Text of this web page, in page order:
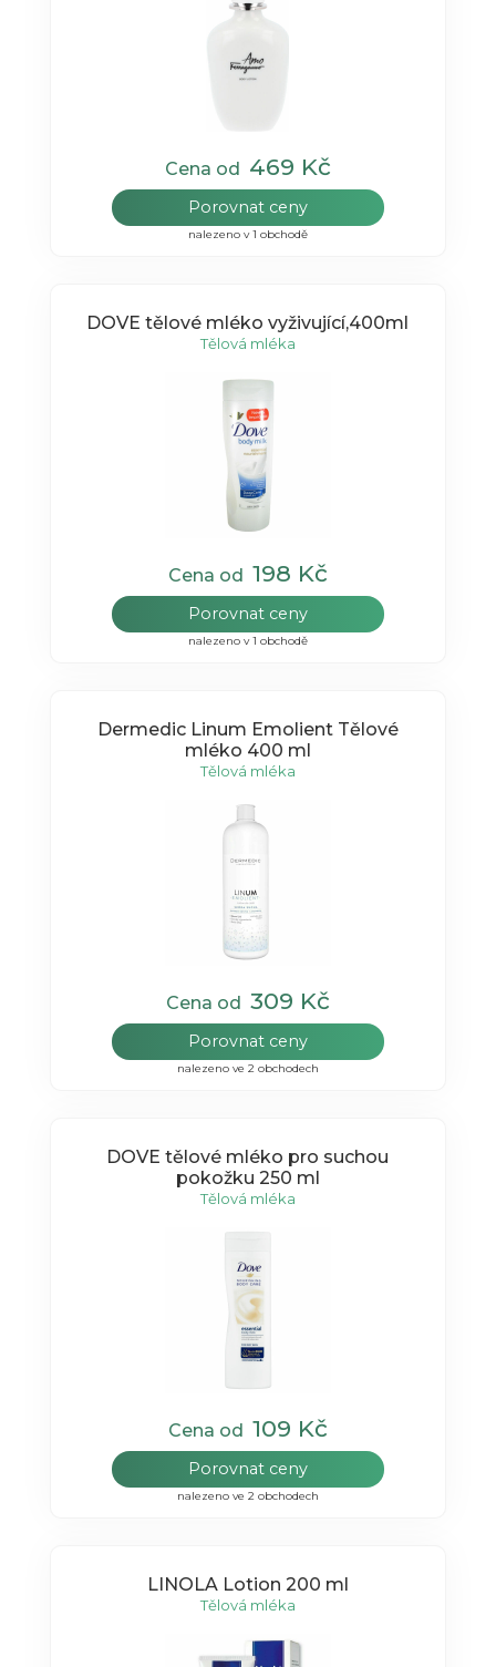
Cena od 469 Kč
Porovnat ceny
nalezeno v 1 obchodě
DOVE tělové mléko vyživující,400ml
Tělová mléka
Cena od 198 Kč
Porovnat ceny
nalezeno v 1 obchodě
Dermedic Linum Emolient Tělové
mléko 400 ml
Tělová mléka
Cena od 309 Kč
Porovnat ceny
nalezeno ve 2 obchodech
DOVE tělové mléko pro suchou
pokožku 250 ml
Tělová mléka
Cena od 109 Kč
Porovnat ceny
nalezeno ve 2 obchodech
LINOLA Lotion 200 ml
Tělová mléka